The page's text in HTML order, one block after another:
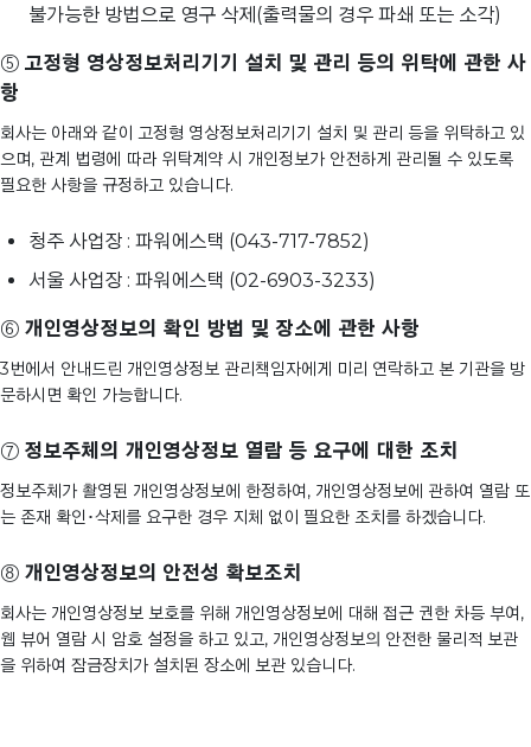
불가능한 방법으로 영구 삭제(출력물의 경우 파쇄 또는 소각)
⑤ 고정형 영상정보처리기기 설치 및 관리 등의 위탁에 관한 사
항
회사는 아래와 같이 고정형 영상정보처리기기 설치 및 관리 등을 위탁하고 있
으며, 관계 법령에 따라 위탁계약 시 개인정보가 안전하게 관리될 수 있도록
필요한 사항을 규정하고 있습니다.
청주 사업장 : 파워에스택 (043-717-7852)
서울 사업장 : 파워에스택 (02-6903-3233)
⑥ 개인영상정보의 확인 방법 및 장소에 관한 사항
3번에서 안내드린 개인영상정보 관리책임자에게 미리 연락하고 본 기관을 방
문하시면 확인 가능합니다.
⑦ 정보주체의 개인영상정보 열람 등 요구에 대한 조치
정보주체가 촬영된 개인영상정보에 한정하여, 개인영상정보에 관하여 열람 또
는 존재 확인･삭제를 요구한 경우 지체 없이 필요한 조치를 하겠습니다.
⑧ 개인영상정보의 안전성 확보조치
회사는 개인영상정보 보호를 위해 개인영상정보에 대해 접근 권한 차등 부여,
웹 뷰어 열람 시 암호 설정을 하고 있고, 개인영상정보의 안전한 물리적 보관
을 위하여 잠금장치가 설치된 장소에 보관 있습니다.